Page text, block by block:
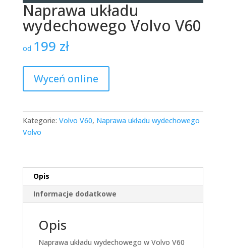
Naprawa układu
wydechowego Volvo V60
od 199 zł
Wyceń online
Kategorie: Volvo V60, Naprawa układu wydechowego
Volvo
Opis
Informacje dodatkowe
Opis
Naprawa układu wydechowego w Volvo V60